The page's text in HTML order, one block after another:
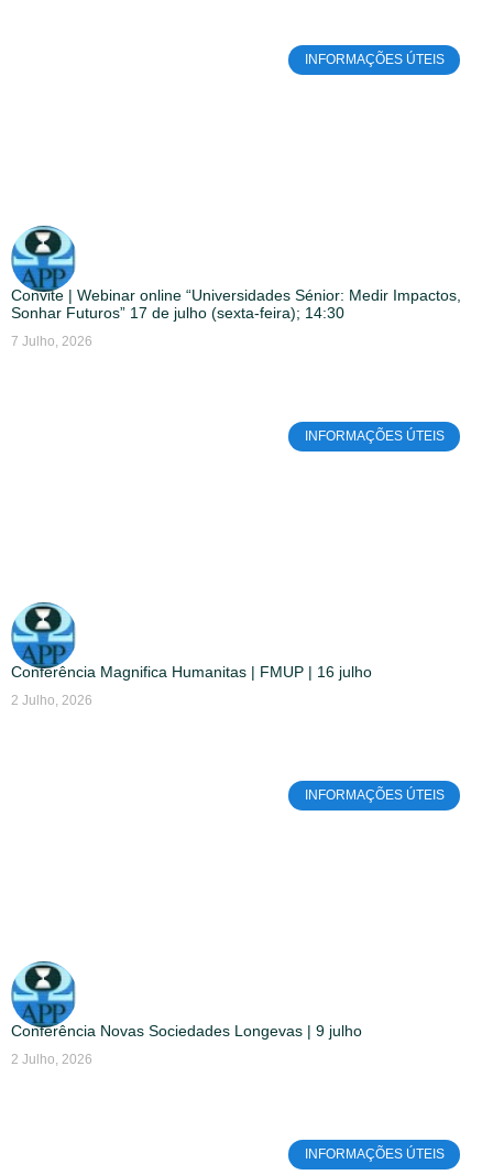
INFORMAÇÕES ÚTEIS
Convite | Webinar online “Universidades Sénior: Medir Impactos,
Sonhar Futuros” 17 de julho (sexta-feira); 14:30
7 Julho, 2026
INFORMAÇÕES ÚTEIS
Conferência Magnifica Humanitas | FMUP | 16 julho
2 Julho, 2026
INFORMAÇÕES ÚTEIS
Conferência Novas Sociedades Longevas | 9 julho
2 Julho, 2026
INFORMAÇÕES ÚTEIS